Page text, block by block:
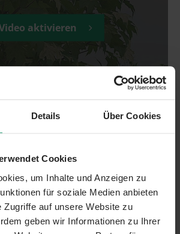
Details Über Cookies
Cookies
um Inhalte und Anzeigen zu
für soziale Medien anbieten
Zugriffe auf unsere Website zu
geben wir Informationen zu Ihrer
aktivieren
mit Wärmerückgewinnung